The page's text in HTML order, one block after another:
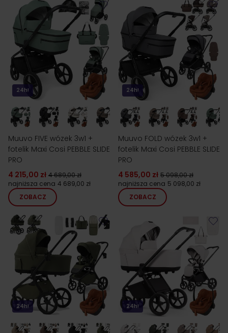
24h!
Muuvo FIVE wózek 3w1 +
fotelik Maxi Cosi PEBBLE SLIDE
PRO
4 215,00 zł 4 689,00 zł
najniższa cena 4 689,00 zł
ZOBACZ
24h!
Muuvo FOLD wózek 3w1 +
fotelik Maxi Cosi PEBBLE SLIDE
PRO
4 585,00 zł 5 098,00 zł
najniższa cena 5 098,00 zł
ZOBACZ
24h! 24h!